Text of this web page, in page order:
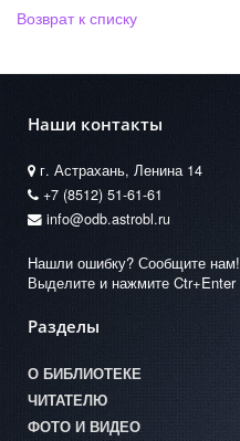
Возврат к списку
Наши контакты
г. Астрахань, Ленина 14
+7 (8512) 51-61-61
info@odb.astrobl.ru
Нашли ошибку? Сообщите нам!
Выделите и нажмите Ctr+Enter
Разделы
О БИБЛИОТЕКЕ
ЧИТАТЕЛЮ
ФОТО И ВИДЕО